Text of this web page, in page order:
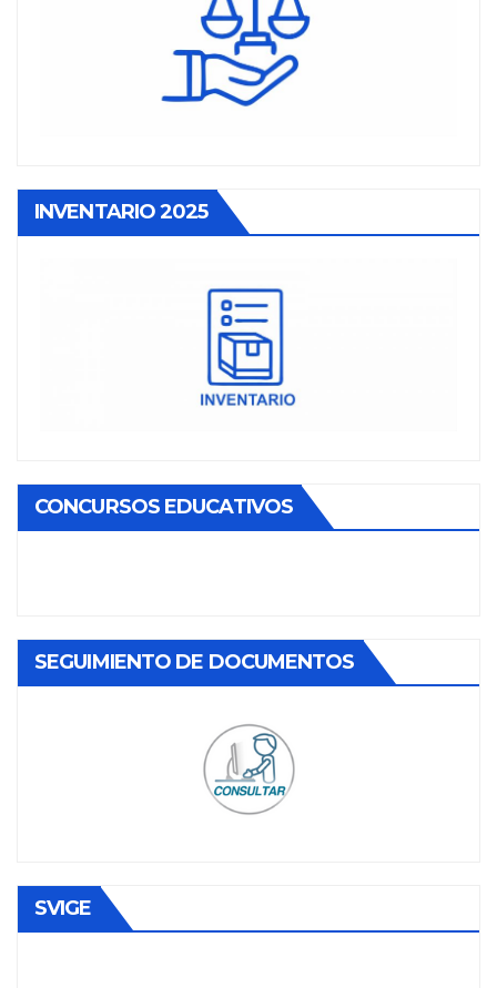
INVENTARIO 2025
CONCURSOS EDUCATIVOS
SEGUIMIENTO DE DOCUMENTOS
SVIGE